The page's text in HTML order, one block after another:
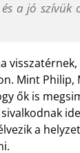
a jó
Mint Philip,
ők is
a